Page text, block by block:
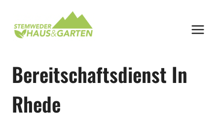
springen
Bereitschaftsdienst In
Rhede